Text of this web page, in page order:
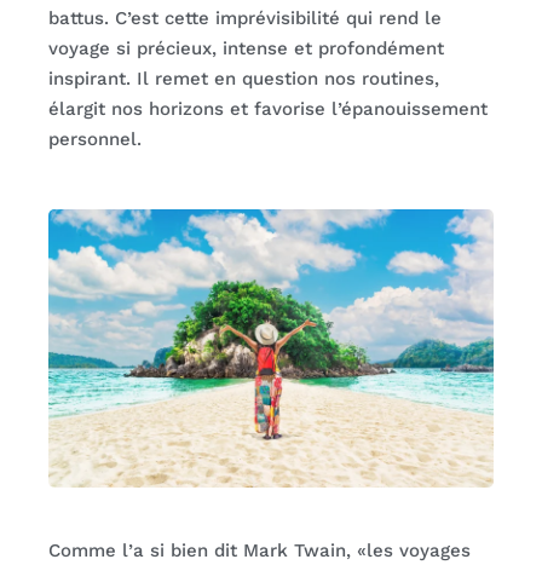
battus. C’est cette imprévisibilité qui rend le
voyage si précieux, intense et profondément
inspirant. Il remet en question nos routines,
élargit nos horizons et favorise l’épanouissement
personnel.
Comme l’a si bien dit Mark Twain, «les voyages